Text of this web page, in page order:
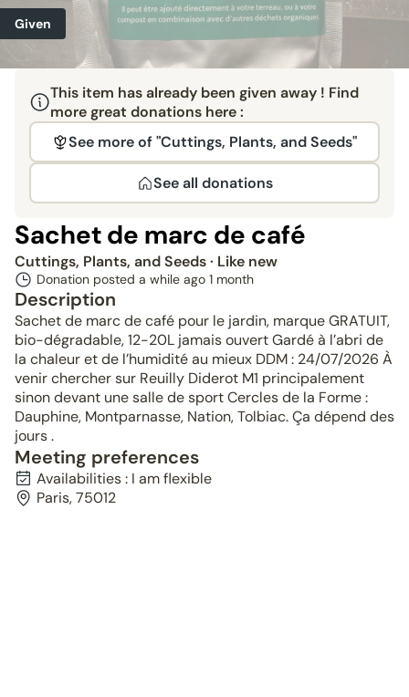
Given
This item has already been given away ! Find
more great donations here :
See more of "Cuttings, Plants, and Seeds"
See all donations
Sachet de marc de café
Cuttings, Plants, and Seeds· Like new
Donation posted a while ago 1 month
Description
Sachet de marc de café pour le jardin, marque GRATUIT,
bio-dégradable, 12-20L jamais ouvert Gardé à l’abri de
la chaleur et de l’humidité au mieux DDM : 24/07/2026 À
venir chercher sur Reuilly Diderot M1 principalement
sinon devant une salle de sport Cercles de la Forme :
Dauphine, Montparnasse, Nation, Tolbiac. Ça dépend des
jours .
Meeting preferences
Availabilities : I am flexible
Paris, 75012